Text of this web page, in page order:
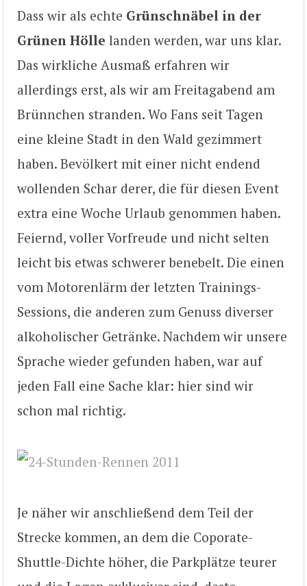
Dass wir als echte Grünschnäbel in der
Grünen Hölle landen werden, war uns klar.
Das wirkliche Ausmaß erfahren wir
allerdings erst, als wir am Freitagabend am
Brünnchen stranden. Wo Fans seit Tagen
eine kleine Stadt in den Wald gezimmert
haben. Bevölkert mit einer nicht endend
wollenden Schar derer, die für diesen Event
extra eine Woche Urlaub genommen haben.
Feiernd, voller Vorfreude und nicht selten
leicht bis etwas schwerer benebelt. Die einen
vom Motorenlärm der letzten Trainings-
Sessions, die anderen zum Genuss diverser
alkoholischer Getränke. Nachdem wir unsere
Sprache wieder gefunden haben, war auf
jeden Fall eine Sache klar: hier sind wir
schon mal richtig.
Je näher wir anschließend dem Teil der
Strecke kommen, an dem die Coporate-
Shuttle-Dichte höher, die Parkplätze teurer